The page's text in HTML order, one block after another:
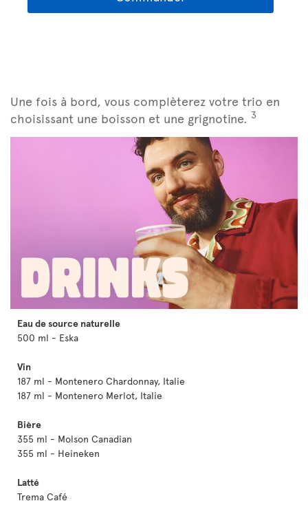
Une fois à bord, vous complèterez votre trio en
choisissant une boisson et une grignotine. 3
Eau de source naturelle
500 ml - Eska
Vin
187 ml - Montenero Chardonnay, Italie
187 ml - Montenero Merlot, Italie
Bière
355 ml - Molson Canadian
355 ml - Heineken
Latté
Trema Café